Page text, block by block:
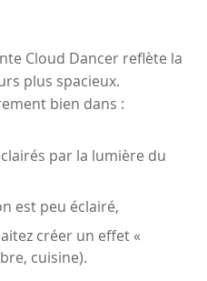
Cloud Dancer reflète la
plus spacieux.
bien dans :
par la lumière du
est peu éclairé,
créer un effet «
cuisine).